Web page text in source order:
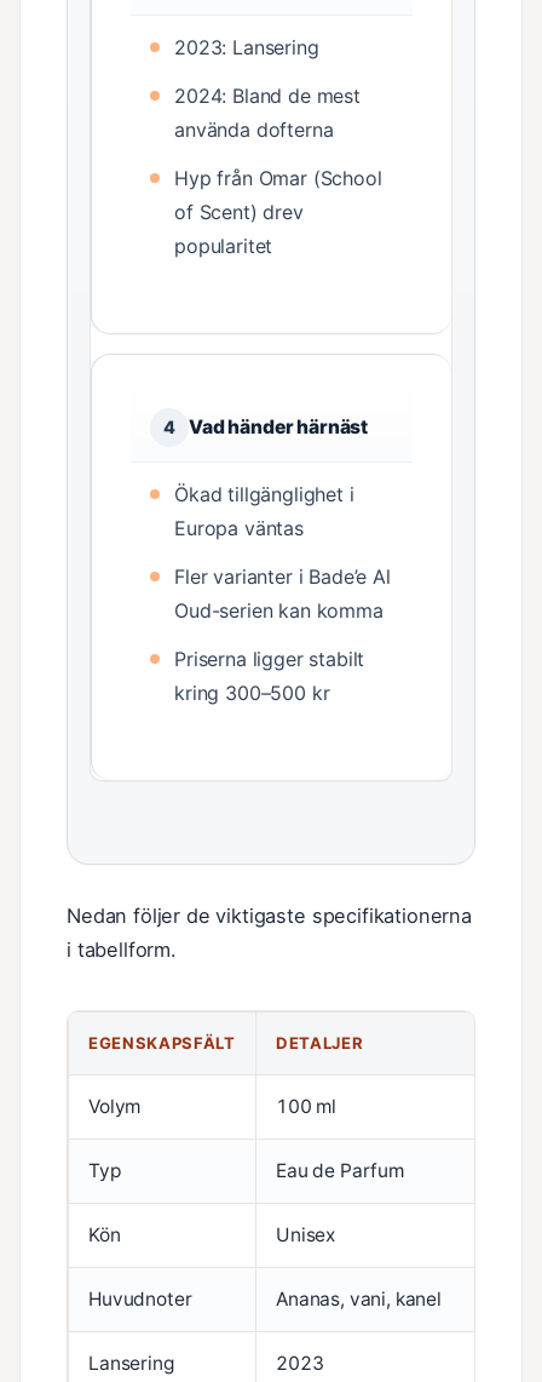
2023: Lansering
2024: Bland de mest
använda dofterna
Hyp från Omar (School
of Scent) drev
popularitet
4 Vad händer härnäst
Ökad tillgänglighet i
Europa väntas
Fler varianter i Bade’e Al
Oud-serien kan komma
Priserna ligger stabilt
kring 300–500 kr
Nedan följer de viktigaste specifikationerna
i tabellform.
EGENSKAPSFÄLT DETALJER
Volym 100 ml
Typ Eau de Parfum
Kön Unisex
Huvudnoter Ananas, vani, kanel
Lansering 2023